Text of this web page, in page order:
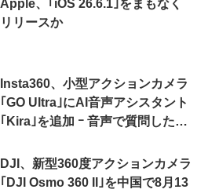
Apple、｢iOS 26.6.1｣をまもなく
リリースか
Insta360、小型アクションカメラ
｢GO Ultra｣にAI音声アシスタント
｢Kira｣を追加 ｰ 音声で質問した
可能に
DJI、新型360度アクションカメラ
｢DJI Osmo 360 II｣を中国で8月13